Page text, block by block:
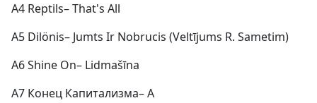
A4 Reptils– That's All
A5 Dilönis– Jumts Ir Nobrucis (Veltījums R. Sametim)
A6 Shine On– Lidmašīna
A7 Конец Капитализма– A